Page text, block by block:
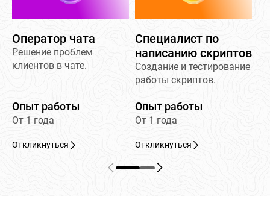
Оператор чата
Решение проблем
клиентов в чате.
Опыт работы
От 1 года
Откликнуться
Специалист по
написанию скриптов
Создание и тестирование
работы скриптов.
Опыт работы
От 1 года
Откликнуться